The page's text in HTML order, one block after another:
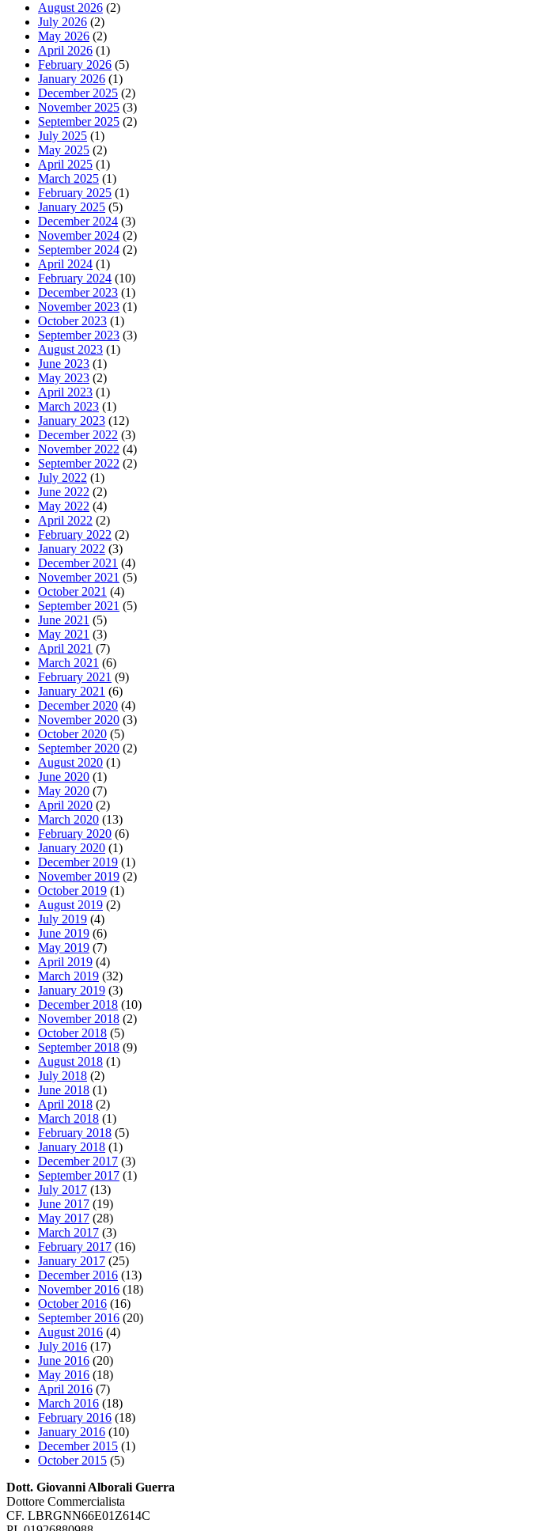
August 2026 (2)
July 2026 (2)
May 2026 (2)
April 2026 (1)
February 2026 (5)
January 2026 (1)
December 2025 (2)
November 2025 (3)
September 2025 (2)
July 2025 (1)
May 2025 (2)
April 2025 (1)
March 2025 (1)
February 2025 (1)
January 2025 (5)
December 2024 (3)
November 2024 (2)
September 2024 (2)
April 2024 (1)
February 2024 (10)
December 2023 (1)
November 2023 (1)
October 2023 (1)
September 2023 (3)
August 2023 (1)
June 2023 (1)
May 2023 (2)
April 2023 (1)
March 2023 (1)
January 2023 (12)
December 2022 (3)
November 2022 (4)
September 2022 (2)
July 2022 (1)
June 2022 (2)
May 2022 (4)
April 2022 (2)
February 2022 (2)
January 2022 (3)
December 2021 (4)
November 2021 (5)
October 2021 (4)
September 2021 (5)
June 2021 (5)
May 2021 (3)
April 2021 (7)
March 2021 (6)
February 2021 (9)
January 2021 (6)
December 2020 (4)
November 2020 (3)
October 2020 (5)
September 2020 (2)
August 2020 (1)
June 2020 (1)
May 2020 (7)
April 2020 (2)
March 2020 (13)
February 2020 (6)
January 2020 (1)
December 2019 (1)
November 2019 (2)
October 2019 (1)
August 2019 (2)
July 2019 (4)
June 2019 (6)
May 2019 (7)
April 2019 (4)
March 2019 (32)
January 2019 (3)
December 2018 (10)
November 2018 (2)
October 2018 (5)
September 2018 (9)
August 2018 (1)
July 2018 (2)
June 2018 (1)
April 2018 (2)
March 2018 (1)
February 2018 (5)
January 2018 (1)
December 2017 (3)
September 2017 (1)
July 2017 (13)
June 2017 (19)
May 2017 (28)
March 2017 (3)
February 2017 (16)
January 2017 (25)
December 2016 (13)
November 2016 (18)
October 2016 (16)
September 2016 (20)
August 2016 (4)
July 2016 (17)
June 2016 (20)
May 2016 (18)
April 2016 (7)
March 2016 (18)
February 2016 (18)
January 2016 (10)
December 2015 (1)
October 2015 (5)
Dott. Giovanni Alborali Guerra
Dottore Commercialista
CF. LBRGNN66E01Z614C